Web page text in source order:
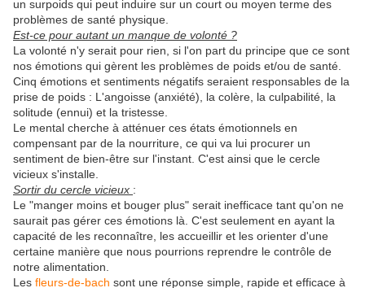
un surpoids qui peut induire sur un court ou moyen terme des
problèmes de santé physique.
Est-ce pour autant un manque de volonté ?
La volonté n'y serait pour rien, si l'on part du principe que ce sont
nos émotions qui gèrent les problèmes de poids et/ou de santé.
Cinq émotions et sentiments négatifs seraient responsables de la
prise de poids : L'angoisse (anxiété), la colère, la culpabilité, la
solitude (ennui) et la tristesse.
Le mental cherche à atténuer ces états émotionnels en
compensant par de la nourriture, ce qui va lui procurer un
sentiment de bien-être sur l'instant. C'est ainsi que le cercle
vicieux s'installe.
Sortir du cercle vicieux :
Le "manger moins et bouger plus" serait inefficace tant qu'on ne
saurait pas gérer ces émotions là. C'est seulement en ayant la
capacité de les reconnaître, les accueillir et les orienter d'une
certaine manière que nous pourrions reprendre le contrôle de
notre alimentation.
Les fleurs-de-bach sont une réponse simple, rapide et efficace à